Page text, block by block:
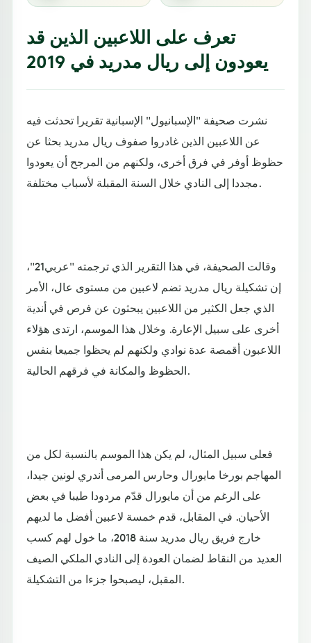
تعرف على اللاعبين الذين قد
يعودون إلى ريال مدريد في 2019
نشرت صحيفة "الإسبانيول" الإسبانية تقريرا تحدثت فيه
عن اللاعبين الذين غادروا صفوف ريال مدريد بحثا عن
حظوظ أوفر في فرق أخرى، ولكنهم من المرجح أن يعودوا
مجددا إلى النادي خلال السنة المقبلة لأسباب مختلفة.
وقالت الصحيفة، في هذا التقرير الذي ترجمته "عربي21"،
إن تشكيلة ريال مدريد تضم لاعبين من مستوى عال، الأمر
الذي جعل الكثير من اللاعبين يبحثون عن فرص في أندية
أخرى على سبيل الإعارة. وخلال هذا الموسم، ارتدى هؤلاء
اللاعبون أقمصة عدة نوادي ولكنهم لم يحظوا جميعا بنفس
الحظوظ والمكانة في فرقهم الحالية.
فعلى سبيل المثال، لم يكن هذا الموسم بالنسبة لكل من
المهاجم بورخا مايورال وحارس المرمى أندري لونين جيدا،
على الرغم من أن مايورال قدّم مردودا طيبا في بعض
الأحيان. في المقابل، قدم خمسة لاعبين أفضل ما لديهم
خارج فريق ريال مدريد سنة 2018، ما خول لهم كسب
العديد من النقاط لضمان العودة إلى النادي الملكي الصيف
المقبل، ليصبحوا جزءا من التشكيلة.